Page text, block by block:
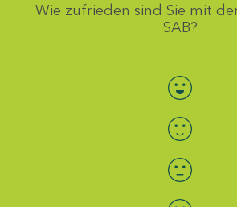
Wie zufrieden sind Sie mit
SAB?
Bewertung